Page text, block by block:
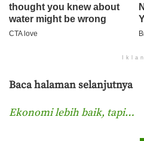
Iklan
Baca halaman selanjutnya
Ekonomi lebih baik, tapi…